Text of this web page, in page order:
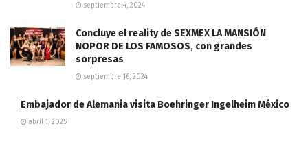
septiembre 4, 2024
Concluye el reality de SEXMEX LA MANSIÓN
NOPOR DE LOS FAMOSOS, con grandes
sorpresas
septiembre 16, 2024
Embajador de Alemania visita Boehringer Ingelheim México
abril 1, 2025